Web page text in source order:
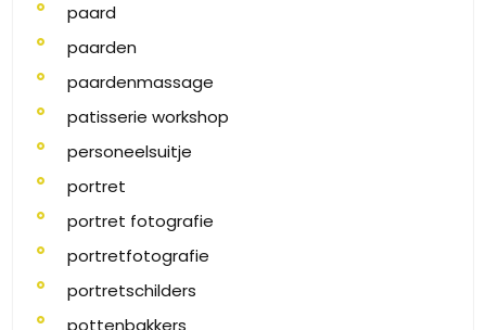
paard
paarden
paardenmassage
patisserie workshop
personeelsuitje
portret
portret fotografie
portretfotografie
portretschilders
pottenbakkers